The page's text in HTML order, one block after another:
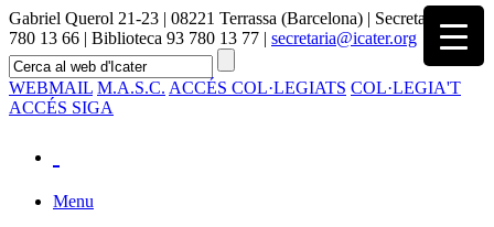
Gabriel Querol 21-23 | 08221 Terrassa (Barcelona) | Secretaria 93
780 13 66 | Biblioteca 93 780 13 77 | secretaria@icater.org
WEBMAIL M.A.S.C. ACCÉS COL·LEGIATS COL·LEGIA'T
ACCÉS SIGA
Menu